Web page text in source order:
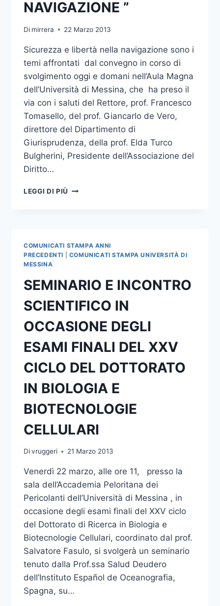
NAVIGAZIONE ”
Di mirrera 22 Marzo 2013
Sicurezza e libertà nella navigazione sono i
temi affrontati dal convegno in corso di
svolgimento oggi e domani nell’Aula Magna
dell’Università di Messina, che ha preso il
via con i saluti del Rettore, prof. Francesco
Tomasello, del prof. Giancarlo de Vero,
direttore del Dipartimento di
Giurisprudenza, della prof. Elda Turco
Bulgherini, Presidente dell’Associazione del
Diritto…
LEGGI DI PIÙ OGGI
CONVEGNO
“
SICUREZZA
E
LIBERTA’
NELL’ESERCIZIO
DELLA
NAVIGAZIONE
”
COMUNICATI STAMPA ANNI
PRECEDENTI
COMUNICATI STAMPA UNIVERSITÀ DI
MESSINA
SEMINARIO E INCONTRO
SCIENTIFICO IN
OCCASIONE DEGLI
ESAMI FINALI DEL XXV
CICLO DEL DOTTORATO
IN BIOLOGIA E
BIOTECNOLOGIE
CELLULARI
Divruggeri 21 Marzo 2013
Venerdì 22 marzo, alle ore 11, presso la
sala dell’Accademia Peloritana dei
Pericolanti dell’Università di Messina , in
occasione degli esami finali del XXV ciclo
del Dottorato di Ricerca in Biologia e
Biotecnologie Cellulari, coordinato dal prof.
Salvatore Fasulo, si svolgerà un seminario
tenuto dalla Prof.ssa Salud Deudero
dell’Instituto Español de Oceanografia,
Spagna, su…